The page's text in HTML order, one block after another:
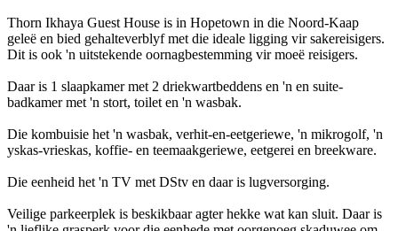
Thorn Ikhaya Guest House is in Hopetown in die Noord-Kaap
geleë en bied gehalteverblyf met die ideale ligging vir sakereisigers.
Dit is ook 'n uitstekende oornagbestemming vir moeë reisigers.
Daar is 1 slaapkamer met 2 driekwartbeddens en 'n en suite-
badkamer met 'n stort, toilet en 'n wasbak.
Die kombuisie het 'n wasbak, verhit-en-eetgeriewe, 'n mikrogolf, 'n
yskas-vrieskas, koffie- en teemaakgeriewe, eetgerei en breekware.
Die eenheid het 'n TV met DStv en daar is lugversorging.
Veilige parkeerplek is beskikbaar agter hekke wat kan sluit. Daar is